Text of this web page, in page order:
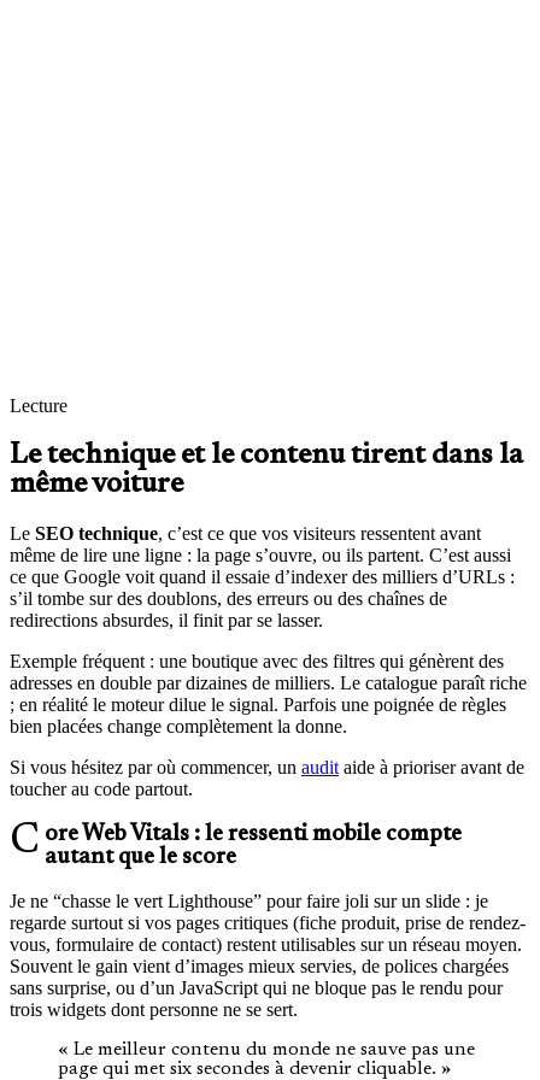
Lecture
Le technique et le contenu tirent dans la
même voiture
Le SEO technique, c’est ce que vos visiteurs ressentent avant
même de lire une ligne : la page s’ouvre, ou ils partent. C’est aussi
ce que Google voit quand il essaie d’indexer des milliers d’URLs :
s’il tombe sur des doublons, des erreurs ou des chaînes de
redirections absurdes, il finit par se lasser.
Exemple fréquent : une boutique avec des filtres qui génèrent des
adresses en double par dizaines de milliers. Le catalogue paraît riche
; en réalité le moteur dilue le signal. Parfois une poignée de règles
bien placées change complètement la donne.
Si vous hésitez par où commencer, un audit aide à prioriser avant de
toucher au code partout.
Core Web Vitals : le ressenti mobile compte autant que le score
Je ne “chasse le vert Lighthouse” pour faire joli sur un slide : je
regarde surtout si vos pages critiques (fiche produit, prise de rendez-
vous, formulaire de contact) restent utilisables sur un réseau moyen.
Souvent le gain vient d’images mieux servies, de polices chargées
sans surprise, ou d’un JavaScript qui ne bloque pas le rendu pour
trois widgets dont personne ne se sert.
« Le meilleur contenu du monde ne sauve pas une
page qui met six secondes à devenir cliquable. »